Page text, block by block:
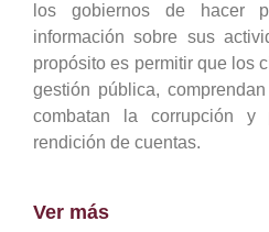
los gobiernos de hacer
información sobre sus
propósito es permitir que los
gestión pública,
combatan la corrupción y
rendición de cuentas.
Ver más